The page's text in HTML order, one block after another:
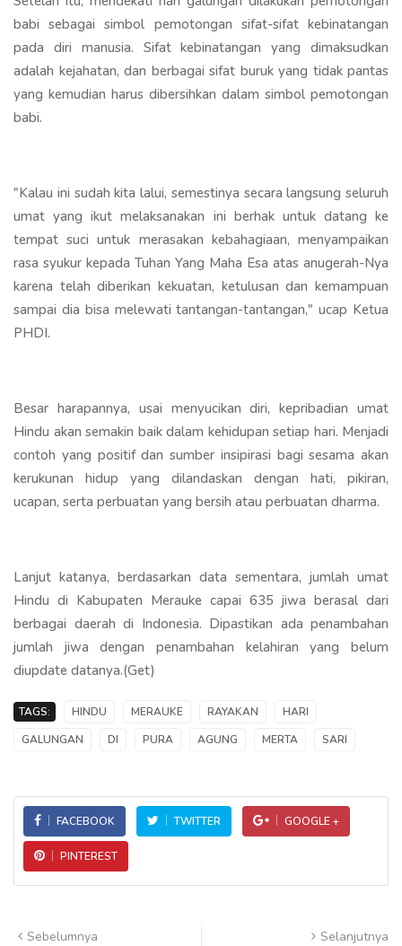
babi sebagai simbol pemotongan sifat-sifat kebinatangan
pada diri manusia. Sifat kebinatangan yang dimaksudkan
adalah kejahatan, dan berbagai sifat buruk yang tidak pantas
yang kemudian harus dibersihkan dalam simbol pemotongan
babi.
"Kalau ini sudah kita lalui, semestinya secara langsung seluruh
umat yang ikut melaksanakan ini berhak untuk datang ke
tempat suci untuk merasakan kebahagiaan, menyampaikan
rasa syukur kepada Tuhan Yang Maha Esa atas anugerah-Nya
karena telah diberikan kekuatan, ketulusan dan kemampuan
sampai dia bisa melewati tantangan-tantangan," ucap Ketua
PHDI.
Besar harapannya, usai menyucikan diri, kepribadian umat
Hindu akan semakin baik dalam kehidupan setiap hari. Menjadi
contoh yang positif dan sumber insipirasi bagi sesama akan
kerukunan hidup yang dilandaskan dengan hati, pikiran,
ucapan, serta perbuatan yang bersih atau perbuatan dharma.
Lanjut katanya, berdasarkan data sementara, jumlah umat
Hindu di Kabupaten Merauke capai 635 jiwa berasal dari
berbagai daerah di Indonesia. Dipastikan ada penambahan
jumlah jiwa dengan penambahan kelahiran yang belum
diupdate datanya.(Get)
TAGS: HINDU MERAUKE RAYAKAN
HARI
GALUNGAN
DI PURA AGUNG MERTA SARI
FACEBOOK TWITTER GOOGLE +
PINTEREST
Sebelumnya Selanjutnya